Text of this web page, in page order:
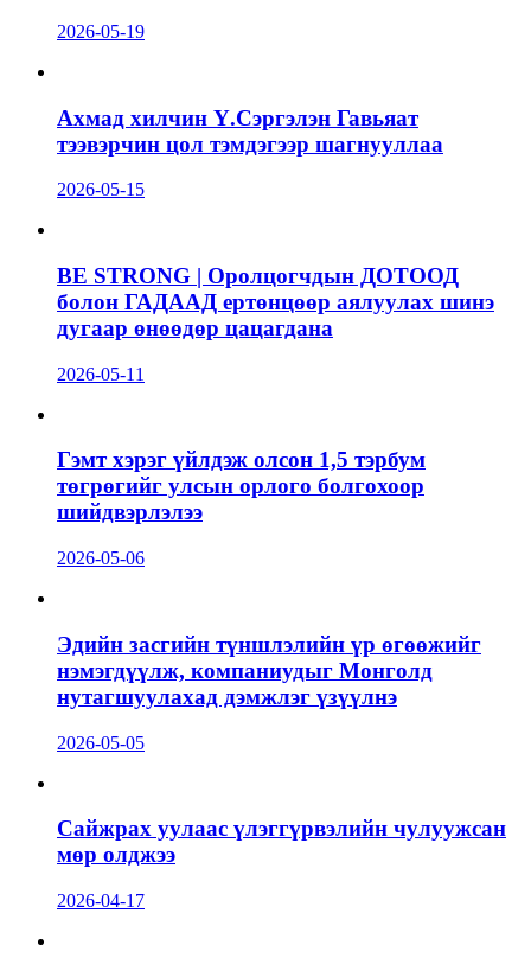
2026-05-19
Ахмад хилчин Ү.Сэргэлэн Гавьяат
тээвэрчин цол тэмдэгээр шагнууллаа
2026-05-15
BE STRONG | Оролцогчдын ДОТООД
болон ГАДААД ертөнцөөр аялуулах шинэ
дугаар өнөөдөр цацагдана
2026-05-11
Гэмт хэрэг үйлдэж олсон 1,5 тэрбум
төгрөгийг улсын орлого болгохоор
шийдвэрлэлээ
2026-05-06
Эдийн засгийн түншлэлийн үр өгөөжийг
нэмэгдүүлж, компаниудыг Монголд
нутагшуулахад дэмжлэг үзүүлнэ
2026-05-05
Сайжрах уулаас үлэггүрвэлийн чулуужсан
мөр олджээ
2026-04-17